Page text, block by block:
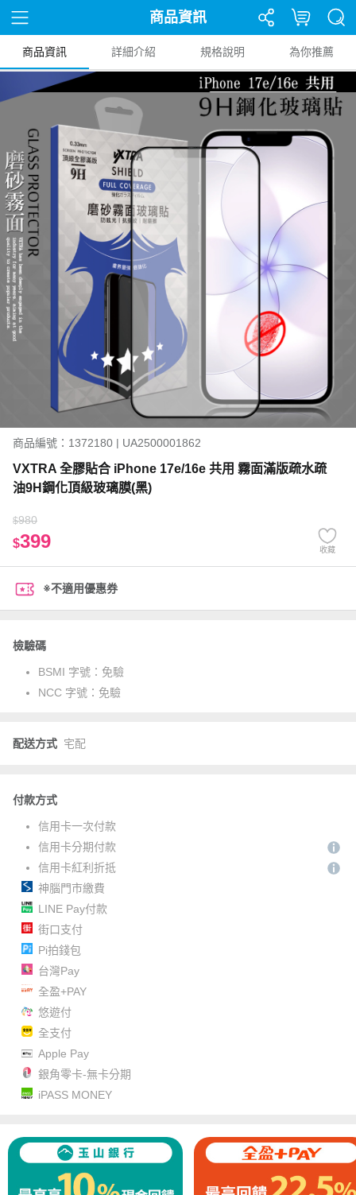
商品資訊
商品資訊 詳細介紹 規格說明 為你推薦
商品編號：1372180 | UA2500001862
VXTRA 全膠貼合 iPhone 17e/16e 共用 霧面滿版疏水疏
油9H鋼化頂級玻璃膜(黑)
$980
$399 收藏
※不適用優惠券
檢驗碼
BSMI 字號： 免驗
NCC 字號： 免驗
配送方式 宅配
付款方式
信用卡一次付款
信用卡分期付款
信用卡紅利折抵
神腦門市繳費
LINE Pay付款
街口支付
Pi拍錢包
台灣Pay
全盈+PAY
悠遊付
全支付
Apple Pay
銀角零卡-無卡分期
iPASS MONEY